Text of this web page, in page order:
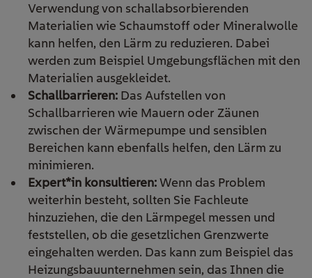
Verwendung von schallabsorbierenden
Materialien wie Schaumstoff oder Mineralwolle
kann helfen, den Lärm zu reduzieren. Dabei
werden zum Beispiel Umgebungsflächen mit den
Materialien ausgekleidet.
Schallbarrieren: Das Aufstellen von
Schallbarrieren wie Mauern oder Zäunen
zwischen der Wärmepumpe und sensiblen
Bereichen kann ebenfalls helfen, den Lärm zu
minimieren.
Expert*in konsultieren:Wenn das Problem
weiterhin besteht, sollten Sie Fachleute
hinzuziehen, die den Lärmpegel messen und
feststellen, ob die gesetzlichen Grenzwerte
eingehalten werden. Das kann zum Beispiel das
Heizungsbauunternehmen sein, das Ihnen die